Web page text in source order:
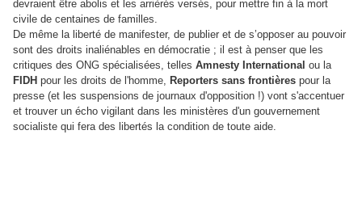
devraient être abolis et les arrièrés versés, pour mettre fin à la mort
civile de centaines de familles.
De même la liberté de manifester, de publier et de s’opposer au pouvoir
sont des droits inaliénables en démocratie ; il est à penser que les
critiques des ONG spécialisées, telles Amnesty International ou la
FIDH pour les droits de l'homme, Reporters sans frontières pour la
presse (et les suspensions de journaux d'opposition !) vont s'accentuer
et trouver un écho vigilant dans les ministères d'un gouvernement
socialiste qui fera des libertés la condition de toute aide.